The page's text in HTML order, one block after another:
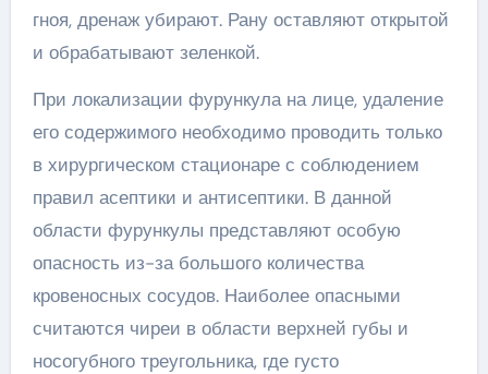
гноя, дренаж убирают. Рану оставляют открытой
и обрабатывают зеленкой.
При локализации фурункула на лице, удаление
его содержимого необходимо проводить только
в хирургическом стационаре с соблюдением
правил асептики и антисептики. В данной
области фурункулы представляют особую
опасность из-за большого количества
кровеносных сосудов. Наиболее опасными
считаются чиреи в области верхней губы и
носогубного треугольника, где густо